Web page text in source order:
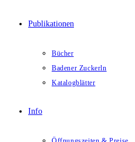
Publikationen
Bücher
Badener Zuckerln
Katalogblätter
Info